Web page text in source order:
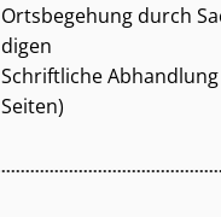
Ortsbegehung durch
di­gen
Schriftliche Abhandlung
Seiten)